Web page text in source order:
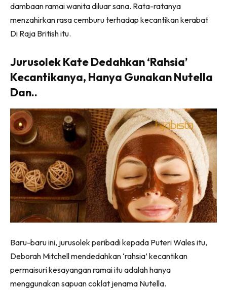
dambaan ramai wanita diluar sana. Rata-ratanya
menzahirkan rasa cemburu terhadap kecantikan kerabat
Di Raja British itu.
Jurusolek Kate Dedahkan ‘Rahsia’
Kecantikanya, Hanya Gunakan Nutella
Dan..
Baru-baru ini, jurusolek peribadi kepada Puteri Wales itu,
Deborah Mitchell mendedahkan ‘rahsia’ kecantikan
permaisuri kesayangan ramai itu adalah hanya
menggunakan sapuan coklat jenama Nutella.